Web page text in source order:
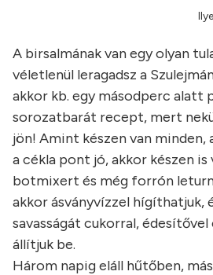
A birsalmának van egy olyan
véletlenül leragadsz a
akkor kb. egy másodperc alatt
sorozatbarát recept, mert
jön! Amint készen van minden,
a cékla pont jó, akkor készen is
botmixert és még forrón
akkor ásványvízzel hígíthatjuk,
savasságát cukorral,
állítjuk be.
Három napig eláll hűtőben,